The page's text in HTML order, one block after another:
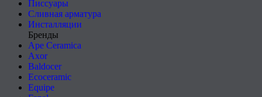
Писсуары
Сливная арматура
Инсталляции
Бренды
Ape Ceramica
Axor
Baldocer
Ecoceramic
Equipe